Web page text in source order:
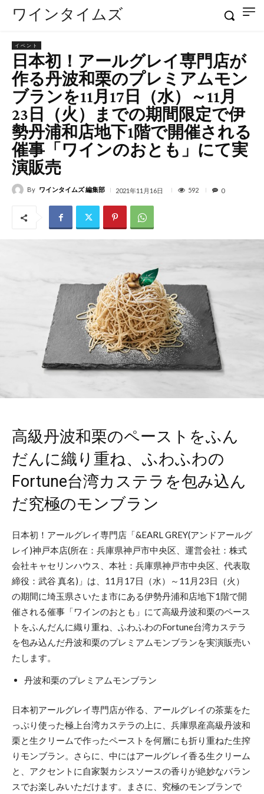
ワインタイムズ
イベント
日本初！アールグレイ専門店が
作る​丹波和栗のプレミアムモン
ブランを11月17日（水）～11月
23日（火）までの期間限定で伊
勢丹浦和店地下1階で開催される
催事「ワインのおとも」にて実
演販売
By ワインタイムズ 編集部 2021年11月16日 592 0
高級丹波和栗のペーストをふん
だんに織り重ね、ふわふわの
Fortune台湾カステラを包み込ん
だ究極のモンブラン
日本初！アールグレイ専門店「&EARL GREY(アンドアールグ
レイ)神戸本店(所在：兵庫県神戸市中央区、運営会社：株式
会社キャセリンハウス、本社：兵庫県神戸市中央区、代表取
締役：武谷 真名)」は、11月17日（水）～11月23日（火）
の期間に埼玉県さいたま市にある伊勢丹浦和店地下1階で開
催される催事「ワインのおとも」にて高級丹波和栗のペース
トをふんだんに織り重ね、ふわふわのFortune台湾カステラ
を包み込んだ丹波和栗のプレミアムモンブランを実演販売い
たします。
丹波和栗のプレミアムモンブラン
日本初アールグレイ専門店が作る、アールグレイの茶葉をた
っぷり使った極上台湾カステラの上に、兵庫県産高級丹波和
栗と生クリームで作ったペーストを何層にも折り重ねた生搾
りモンブラン。さらに、中にはアールグレイ香る生クリーム
と、アクセントに自家製カシスソースの香りが絶妙なバラン
スでお楽しみいただけます。まさに、究極のモンブランで